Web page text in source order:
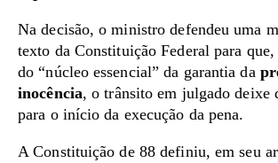
Na decisão, o ministro defendeu uma
texto da Constituição Federal para
do “núcleo essencial” da garantia da
inocência, o trânsito em julgado deixe
para o início da execução da pena.
A Constituição de 88 definiu, em seu